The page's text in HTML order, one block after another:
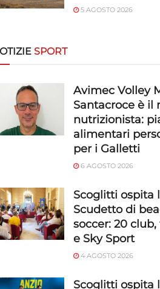
5 AGOSTO 2026
SPORT
Avimec Volley
Santacroce è il
nutrizionista:
alimentari
per i Galletti
6 AGOSTO 2026
Scoglitti ospita
Scudetto di
soccer: 20
e Sky Sport
4 AGOSTO 2026
Scoglitti ospita